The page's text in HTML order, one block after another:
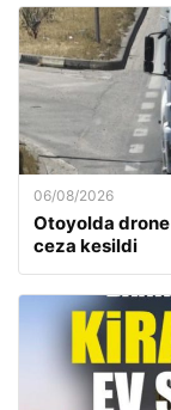
06/08/2026
Otoyolda
ceza kesildi